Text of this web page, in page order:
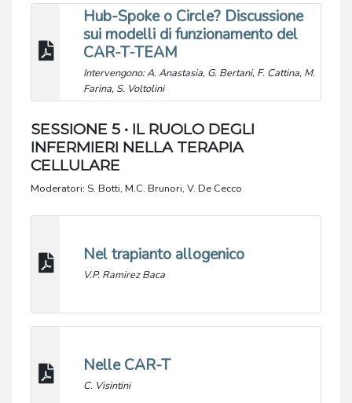
Hub-Spoke o Circle? Discussione
sui modelli di funzionamento del
CAR-T-TEAM
Intervengono: A. Anastasia, G. Bertani, F. Cattina, M.
Farina, S. Voltolini
SESSIONE 5 • IL RUOLO DEGLI
INFERMIERI NELLA TERAPIA
CELLULARE
Moderatori: S. Botti, M.C. Brunori, V. De Cecco
Nel trapianto allogenico
V.P. Ramirez Baca
Nelle CAR-T
C. Visintini